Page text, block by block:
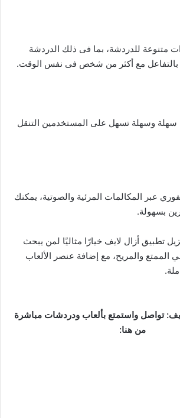
متنوعة للدردشة، بما فى ذلك الدردشة
بالتفاعل مع أكثر من شخص فى نفس الوقت.
سهلة وسهلة تسهل على المستخدمين التنقل
عبر المكالمات المرئية والصوتية، يمكنك
بسهولة.
تطبيق أزال لايف خيارًا مثاليًا لمن يبحث
الممتع والمريح، مع إضافة عنصر الألعاب
تواصل واستمتع بألعاب ودردشات مباشرة
من هنا: